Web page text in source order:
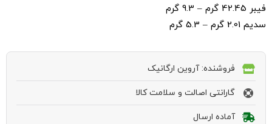
فیبر 42.45 گرم – 9.3 گرم
سدیم 2.01 گرم – 5.3 گرم
فروشنده: آروین ارگانیک
گارانتی اصالت و سلامت کالا
آماده ارسال